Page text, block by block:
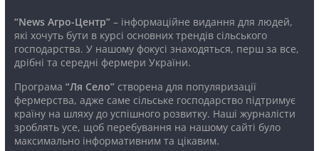
“News Агро-Центр”– інформаційне видання для людей,
які хочуть бути в курсі основних трендів сільського
господарства. У нашому фокусі знаходяться, перш за все,
дрібні та середні фермери України.
Програма “Ля Село”створена для популяризації
фермерства, адже саме сільське господарство підтримує
країну на шляху до успішного розвитку. Наші журналісти
зроблять усе, щоб перебування на нашому сайті було
максимально інформативним та цікавим.